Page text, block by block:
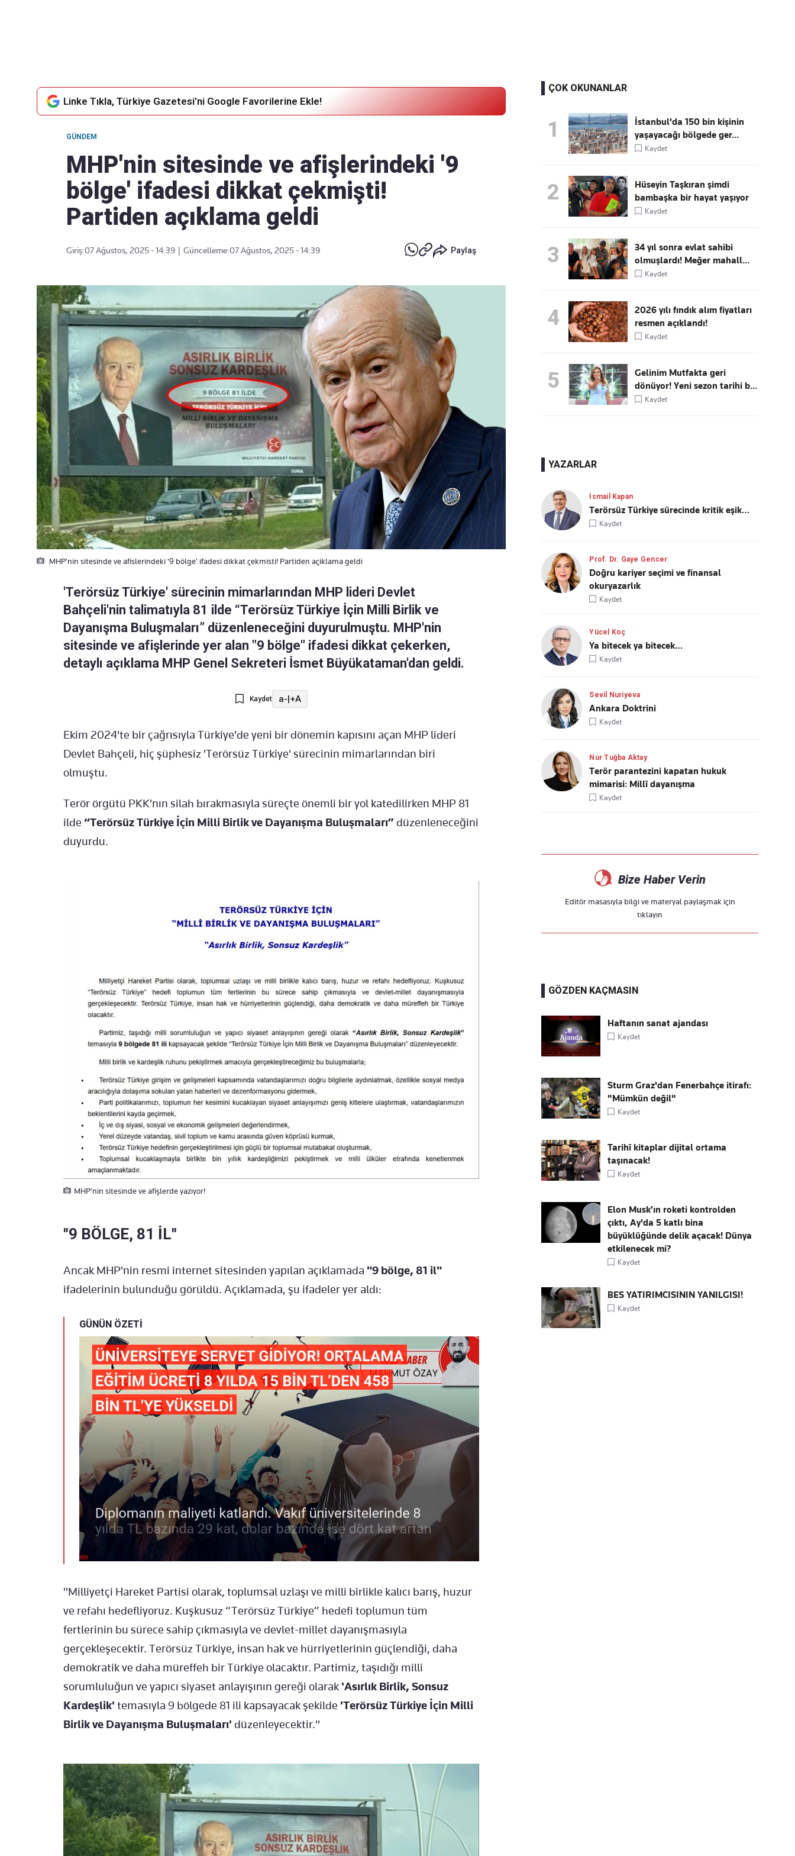
Linke Tıkla, Türkiye Gazetesi'ni Google Favorilerine Ekle!
GÜNDEM
MHP'nin sitesinde ve afişlerindeki '9
bölge' ifadesi dikkat çekmişti!
Partiden açıklama geldi
Giriş:07 Ağustos, 2025 - 14:39 Güncelleme:07 Ağustos, 2025 - 14:39 Paylaş
MHP'nin sitesinde ve afislerindeki '9 bölge' ifadesi dikkat çekmisti! Partiden açiklama geldi
'Terörsüz Türkiye' sürecinin mimarlarından MHP lideri Devlet
Bahçeli'nin talimatıyla 81 ilde “Terörsüz Türkiye İçin Milli Birlik ve
Dayanışma Buluşmaları” düzenleneceğini duyurulmuştu. MHP'nin
sitesinde ve afişlerinde yer alan "9 bölge" ifadesi dikkat çekerken,
detaylı açıklama MHP Genel Sekreteri İsmet Büyükataman'dan geldi.
Kaydet a-|+A
Ekim 2024'te bir çağrısıyla Türkiye'de yeni bir dönemin kapısını açan MHP lideri
Devlet Bahçeli, hiç şüphesiz 'Terörsüz Türkiye' sürecinin mimarlarından biri
olmuştu.
Terör örgütü PKK'nın silah bırakmasıyla süreçte önemli bir yol katedilirken MHP 81
ilde “Terörsüz Türkiye İçin Milli Birlik ve Dayanışma Buluşmaları”düzenleneceğini
duyurdu.
MHP'nin sitesinde ve afişlerde yazıyor!
"9 BÖLGE, 81 İL"
Ancak MHP'nin resmi internet sitesinden yapılan açıklamada "9 bölge, 81 il"
ifadelerinin bulunduğu görüldü. Açıklamada, şu ifadeler yer aldı:
GÜNÜN ÖZETİ
"Milliyetçi Hareket Partisi olarak, toplumsal uzlaşı ve milli birlikle kalıcı barış, huzur
ve refahı hedefliyoruz. Kuşkusuz “Terörsüz Türkiye” hedefi toplumun tüm
fertlerinin bu sürece sahip çıkmasıyla ve devlet-millet dayanışmasıyla
gerçekleşecektir. Terörsüz Türkiye, insan hak ve hürriyetlerinin güçlendiği, daha
demokratik ve daha müreffeh bir Türkiye olacaktır. Partimiz, taşıdığı milli
sorumluluğun ve yapıcı siyaset anlayışının gereği olarak 'Asırlık Birlik, Sonsuz
Kardeşlik' temasıyla 9 bölgede 81 ili kapsayacak şekilde 'Terörsüz Türkiye İçin Milli
Birlik ve Dayanışma Buluşmaları' düzenleyecektir."
ÇOK OKUNANLAR
1
İstanbul'da 150 bin kişinin
yaşayacağı bölgede ger...
Kaydet
2
Hüseyin Taşkıran şimdi
bambaşka bir hayat yaşıyor
Kaydet
3
34 yıl sonra evlat sahibi
olmuşlardı! Meğer mahall...
Kaydet
4
2026 yılı fındık alım fiyatları
resmen açıklandı!
Kaydet
5
Gelinim Mutfakta geri
dönüyor! Yeni sezon tarihi b...
Kaydet
YAZARLAR
İsmail Kapan
Terörsüz Türkiye sürecinde kritik eşik…
Kaydet
Prof. Dr. Gaye Gencer
Doğru kariyer seçimi ve finansal
okuryazarlık
Kaydet
Yücel Koç
Ya bitecek ya bitecek…
Kaydet
Sevil Nuriyeva
Ankara Doktrini
Kaydet
Nur Tuğba Aktay
Terör parantezini kapatan hukuk
mimarisi: Millî dayanışma
Kaydet
Bize Haber Verin
Editör masasıyla bilgi ve materyal paylaşmak için
tıklayın
GÖZDEN KAÇMASIN
Haftanın sanat ajandası
Kaydet
Sturm Graz'dan Fenerbahçe itirafı:
"Mümkün değil"
Kaydet
Tarihî kitaplar dijital ortama
taşınacak!
Kaydet
Elon Musk’ın roketi kontrolden
çıktı, Ay'da 5 katlı bina
büyüklüğünde delik açacak! Dünya
etkilenecek mi?
Kaydet
BES YATIRIMCISININ YANILGISI!
Kaydet